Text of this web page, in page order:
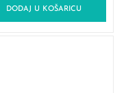
DODAJ U KOŠARICU